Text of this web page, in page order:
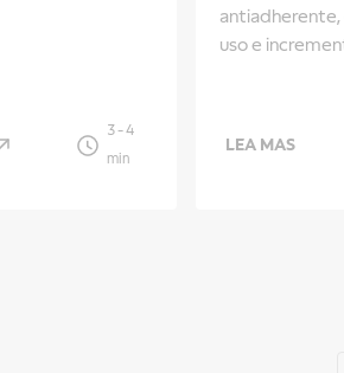
3-4
min
antiadherente,
uso e
LEA MAS